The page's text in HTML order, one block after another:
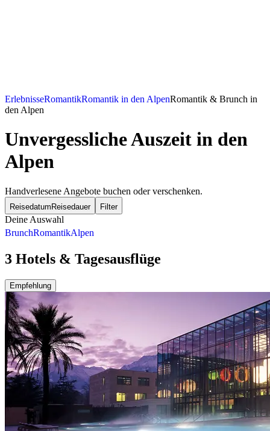
ErlebnisseRomantikRomantik in den AlpenRomantik & Brunch in
den Alpen
Unvergessliche Auszeit in den
Alpen
Handverlesene Angebote buchen oder verschenken.
Reisedatum Reisedauer Filter
Deine Auswahl
BrunchRomantikAlpen
3 Hotels & Tagesausflüge
Empfehlung